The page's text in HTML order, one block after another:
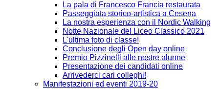
La pala di Francesco Francia restaurata
Passeggiata storico-artistica a Cesena
La nostra esperienza con il Nordic Walking
Notte Nazionale del Liceo Classico 2021
L'ultima foto di classe!
Conclusione degli Open day online
Premio Pizzinelli alle nostre alunne
Presentazione dei candidati online
Arrivederci cari colleghi!
Manifestazioni ed eventi 2019-20